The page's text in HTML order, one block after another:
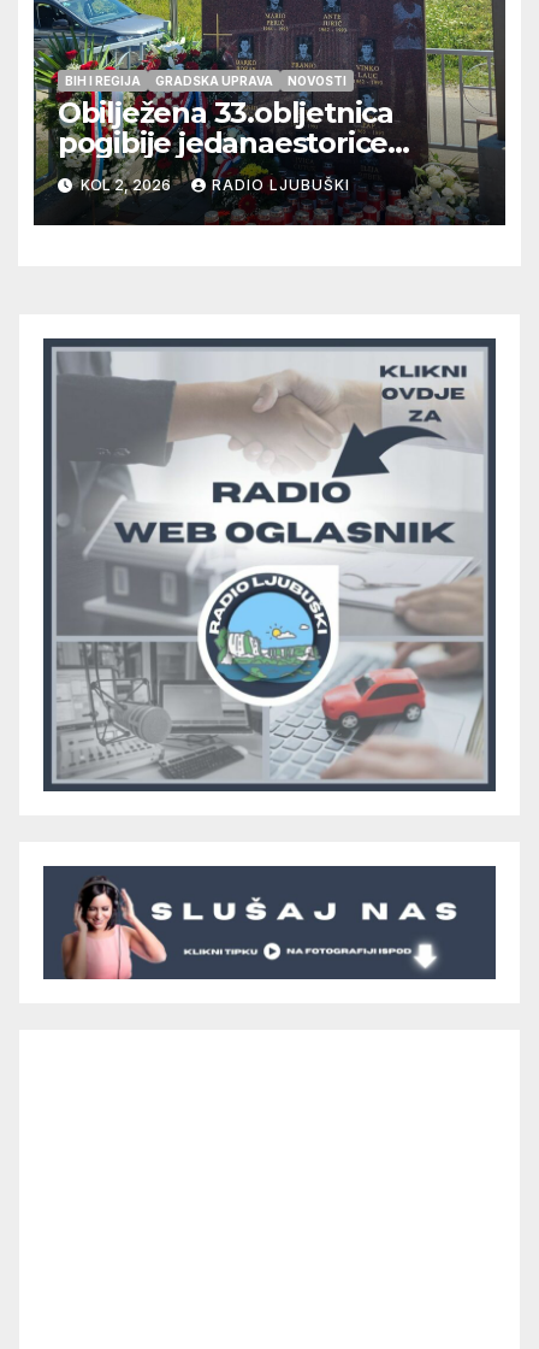
BIH I REGIJA GRADSKA UPRAVA NOVOSTI
Obilježena 33.obljetnica
pogibije jedanaestorice
ljubuških branitelja
KOL 2, 2026 RADIO LJUBUŠKI